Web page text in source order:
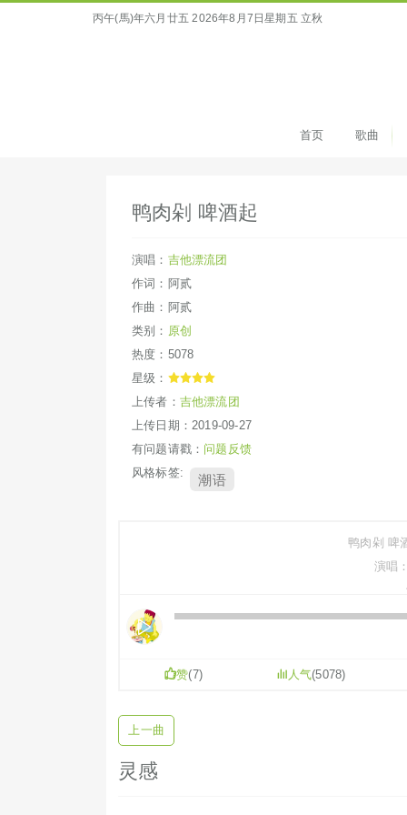
丙午(馬)年六月廿五 2026年8月7日星期五 立秋
首页 歌曲
鸭肉剁 啤酒起
演唱： 吉他漂流团
作词：阿贰
作曲：阿贰
类别： 原创
热度：5078
星级：
上传者： 吉他漂流团
上传日期：2019-09-27
有问题请戳： 问题反馈
风格标签:
潮语
鸭肉剁 啤
演唱
赞(7) 人气(5078)
上一曲
灵感